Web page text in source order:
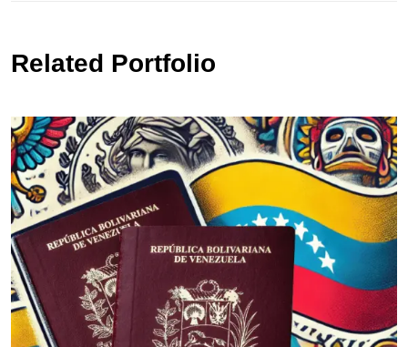
Related Portfolio